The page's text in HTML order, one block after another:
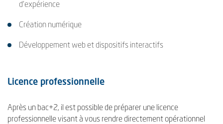
d’expérience
Création numérique
Développement web et dispositifs interactifs
Licence professionnelle
Après un bac+2, il est possible de préparer une licence
professionnelle visant à vous rendre directement opérationnel